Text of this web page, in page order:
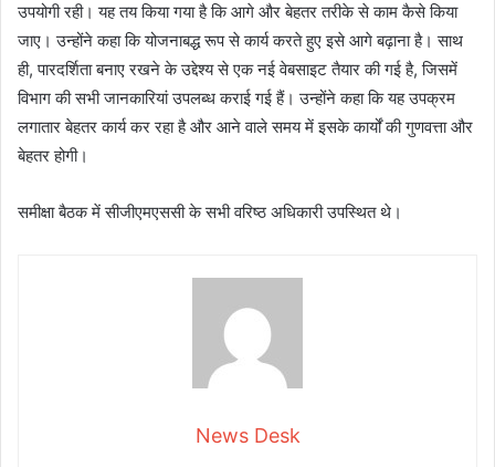
उपयोगी रही। यह तय किया गया है कि आगे और बेहतर तरीके से काम कैसे किया
जाए। उन्होंने कहा कि योजनाबद्ध रूप से कार्य करते हुए इसे आगे बढ़ाना है। साथ
ही, पारदर्शिता बनाए रखने के उद्देश्य से एक नई वेबसाइट तैयार की गई है, जिसमें
विभाग की सभी जानकारियां उपलब्ध कराई गई हैं। उन्होंने कहा कि यह उपक्रम
लगातार बेहतर कार्य कर रहा है और आने वाले समय में इसके कार्यों की गुणवत्ता और
बेहतर होगी।
समीक्षा बैठक में सीजीएमएससी के सभी वरिष्ठ अधिकारी उपस्थित थे।
News Desk